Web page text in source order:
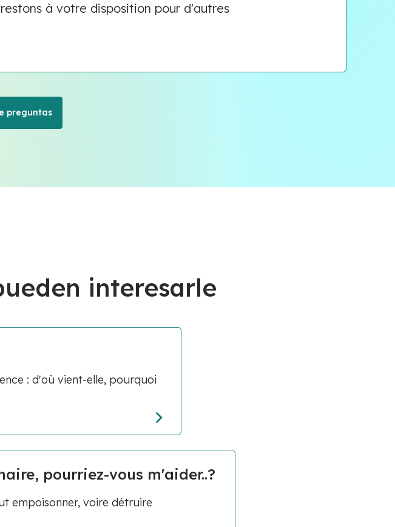
à votre disposition pour d'autres
preguntas
interesarle
: d'où vient-elle, pourquoi
pourriez-vous m'aider..?
empoisonner, voire détruire